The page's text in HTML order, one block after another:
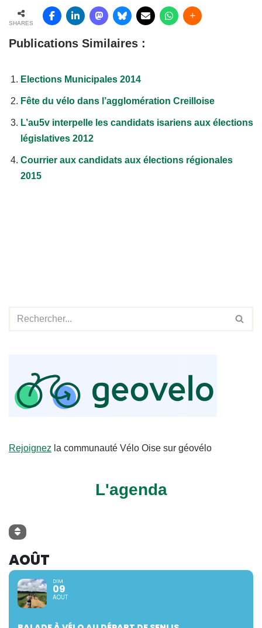
SHARES
Publications Similaires :
Elections Municipales 2014
Fête du vélo dans l’agglomération Creilloise
L’au5v interpelle les candidats isariens aux élections
législatives 2012
Courrier aux candidats aux élections régionales
2015
Rejoignez la communauté Vélo Oise sur géovélo
L'agenda
AOÛT
DIM
09
AOUT